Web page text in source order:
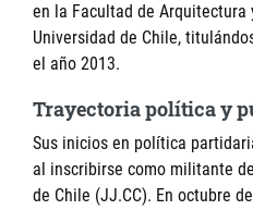
en la Facultad de Arquitectura
Universidad de Chile,
el año 2013.
Trayectoria política y
Sus inicios en política
al inscribirse como militante
de Chile (JJ.CC). En octubre